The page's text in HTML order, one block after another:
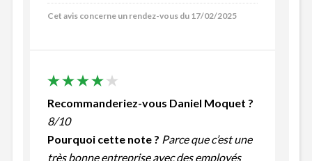
Cet avis concerne un rendez-vous du 17/02/2025
Recommanderiez-vous Daniel Moquet ?
8/10
Pourquoi cette note ? Parce que c’est une
très bonne entreprise avec des employés